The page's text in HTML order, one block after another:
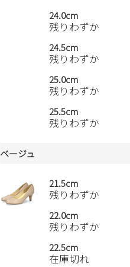
24.0cm
残りわずか
24.5cm
残りわずか
25.0cm
残りわずか
25.5cm
残りわずか
ベージュ
21.5cm
残りわずか
22.0cm
残りわずか
22.5cm
在庫切れ